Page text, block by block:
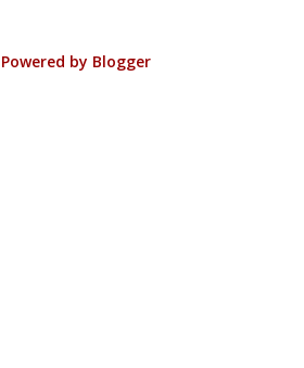
Powered by Blogger